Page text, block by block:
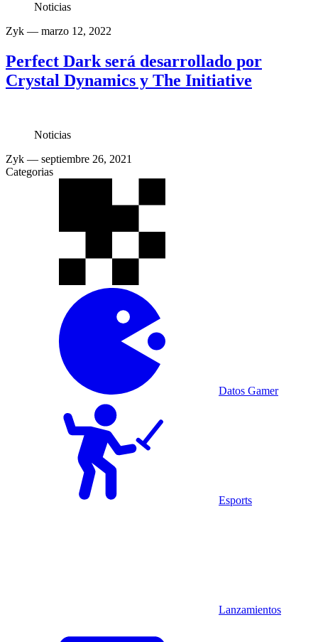
Noticias
Zyk — marzo 12, 2022
Perfect Dark será desarrollado por
Crystal Dynamics y The Initiative
Noticias
Zyk — septiembre 26, 2021
Categorias
Datos Gamer
Esports
Lanzamientos